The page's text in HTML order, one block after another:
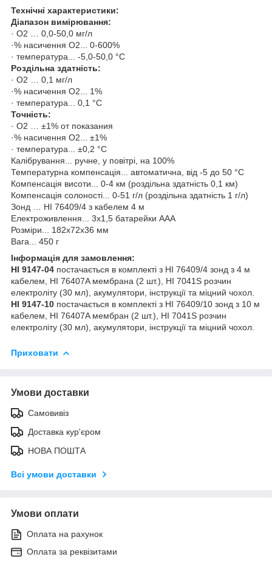
Технічні характеристики:
Діапазон вимірювання:
· O2 … 0,0-50,0 мг/л
·% насичення O2... 0-600%
· температура... -5,0-50,0 °C
Роздільна здатність:
· O2 … 0,1 мг/л
·% насичення O2... 1%
· температура... 0,1 °C
Точність:
· O2 … ±1% от показания
·% насичення O2... ±1%
· температура... ±0,2 °C
Калібрування... ручне, у повітрі, на 100%
Температурна компенсація... автоматична, від -5 до 50 °C
Компенсація висоти... 0-4 км (роздільна здатність 0,1 км)
Компенсація солоності... 0-51 г/л (роздільна здатність 1 г/л)
Зонд … HI 76409/4 з кабелем 4 м
Електроживлення... 3х1,5 батарейки ААА
Розміри... 182х72х36 мм
Вага... 450 г
Інформація для замовлення:
HI 9147-04 постачається в комплекті з HI 76409/4 зонд з 4 м
кабелем, HI 76407A мембрана (2 шт.), HI 7041S розчин
електроліту (30 мл), акумулятори, інструкції та міцний чохол.
HI 9147-10 постачається в комплекті з HI 76409/10 зонд з 10 м
кабелем, HI 76407A мембран (2 шт.), HI 7041S розчин
електроліту (30 мл), акумулятори, інструкції та міцний чохол.
Приховати
Умови доставки
Самовивіз
Доставка кур'єром
НОВА ПОШТА
Всі умови доставки
Умови оплати
Оплата на рахунок
Оплата за реквізитами